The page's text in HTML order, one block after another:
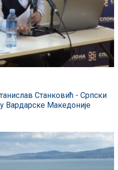
Станковић - Српски
Вардарске Македоније